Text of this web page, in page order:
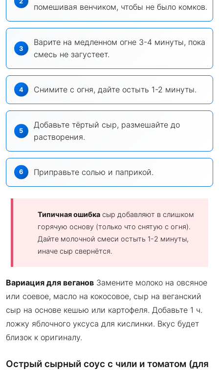
помешивая венчиком, чтобы не было комков.
Варите на медленном огне 3-4 минуты, пока
смесь не загустеет.
Снимите с огня, дайте остыть 1-2 минуты.
Добавьте тёртый сыр, размешайте до
растворения.
Приправьте солью и паприкой.
Типичная ошибка сыр добавляют в слишком
горячую основу (только что снятую с огня).
Дайте молочной смеси остыть 1-2 минуты,
иначе сыр свернётся.
Вариация для веганов Замените молоко на овсяное
или соевое, масло на кокосовое, сыр на веганский
сыр на основе кешью или картофеля. Добавьте 1 ч.
ложку яблочного уксуса для кислинки. Вкус будет
близок к оригиналу.
Острый сырный соус с чили и томатом (для